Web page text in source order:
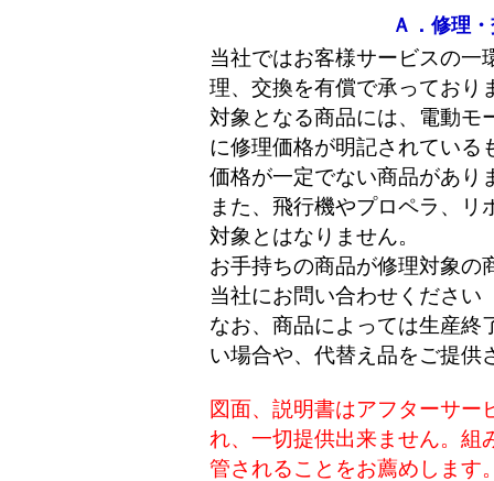
Ａ．修理
当社ではお客様サービスの一
理、交換を有償で承っており
対象となる商品には、電動モ
に修理価格が明記されている
価格が一定でない商品があり
また、飛行機やプロペラ、
対象とはなりません。
お手持ちの商品が修理対象の
当社にお問い合わせください
なお、商品によっては生産終
い場合や、代替え品をご提供
図面、説明書はアフターサ
れ、一切提供出来ません。組
管されることをお薦めします